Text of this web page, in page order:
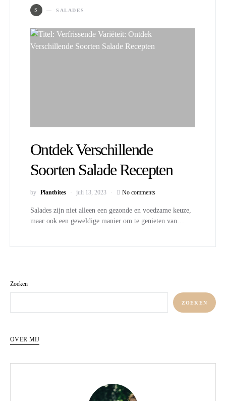
S SALADES
Ontdek Verschillende
Soorten Salade Recepten
by Plantbites juli 13, 2023 No comments
Salades zijn niet alleen een gezonde en voedzame keuze,
maar ook een geweldige manier om te genieten van…
Zoeken
ZOEKEN
OVER MIJ